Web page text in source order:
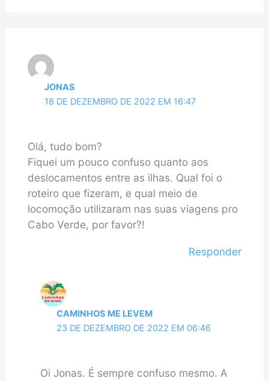
JONAS
18 DE DEZEMBRO DE 2022 EM 16:47
Olá, tudo bom?
Fiquei um pouco confuso quanto aos
deslocamentos entre as ilhas. Qual foi o
roteiro que fizeram, e qual meio de
locomoção utilizaram nas suas viagens pro
Cabo Verde, por favor?!
Responder
CAMINHOS ME LEVEM
23 DE DEZEMBRO DE 2022 EM 06:46
Oi Jonas. É sempre confuso mesmo. A